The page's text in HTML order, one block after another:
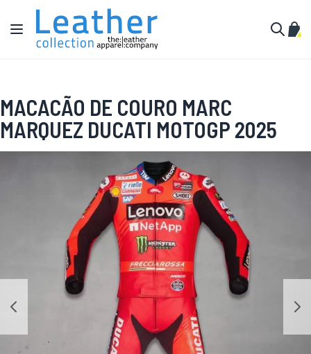
Pular para o conteúdo
Alternar Nav
MACACÃO DE COURO MARC
MARQUEZ DUCATI MOTOGP 2025